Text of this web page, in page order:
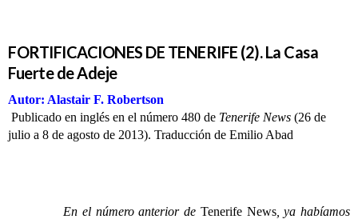
FORTIFICACIONES DE TENERIFE (2). La Casa
Fuerte de Adeje
Autor: Alastair F. Robertson
Publicado en inglés en el número 480 de Tenerife News (26 de
julio a 8 de agosto de 2013). Traducción de Emilio Abad
En el número anterior de Tenerife News, ya habíamos